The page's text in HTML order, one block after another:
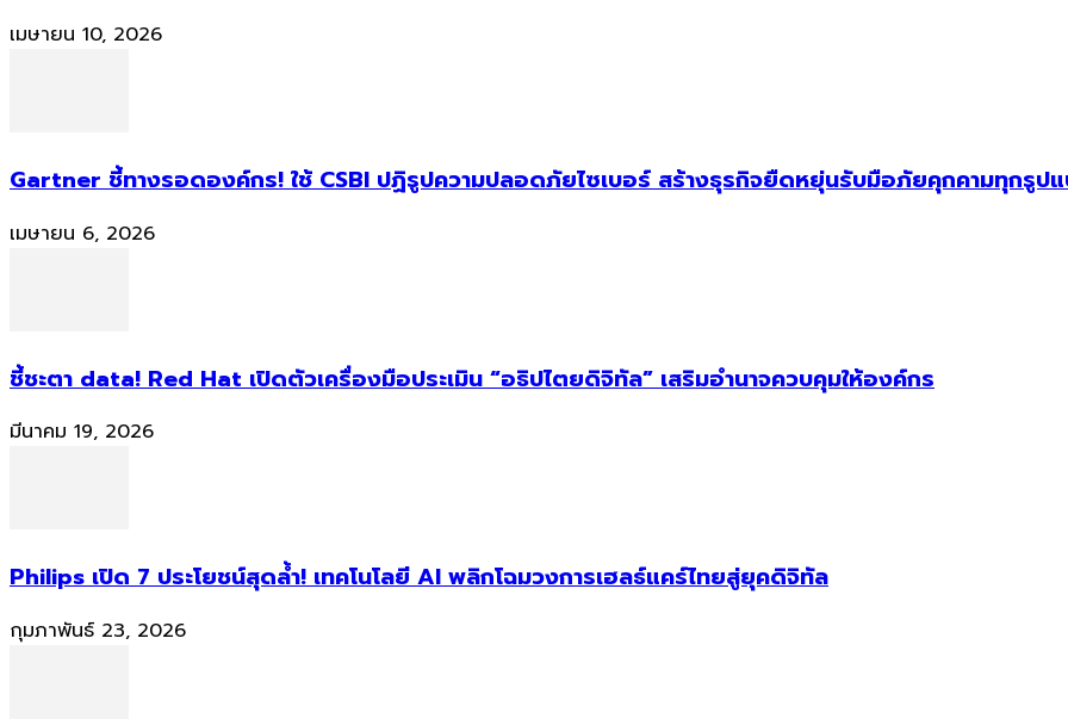
เมษายน 10, 2026
Gartner ชี้ทางรอดองค์กร! ใช้ CSBI ปฏิรูปความปลอดภัยไซเบอร์ สร้างธุรกิจยืดหยุ่นรับมือภัยคุกคามทุกรูป
เมษายน 6, 2026
ชี้ชะตา data! Red Hat เปิดตัวเครื่องมือประเมิน “อธิปไตยดิจิทัล” เสริมอำนาจควบคุมให้องค์กร
มีนาคม 19, 2026
Philips เปิด 7 ประโยชน์สุดล้ำ! เทคโนโลยี AI พลิกโฉมวงการเฮลธ์แคร์ไทยสู่ยุคดิจิทัล
กุมภาพันธ์ 23, 2026